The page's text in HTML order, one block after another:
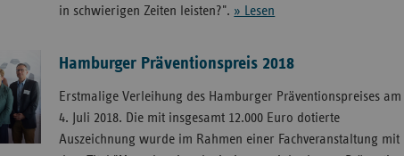
in schwierigen Zeiten leisten?". » Lesen
Hamburger Präventionspreis 2018
Erstmalige Verleihung des Hamburger Präventionspreises am
4. Juli 2018. Die mit insgesamt 12.000 Euro dotierte
Auszeichnung wurde im Rahmen einer Fachveranstaltung mit